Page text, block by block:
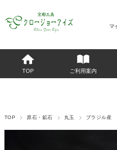
マ
TOP ご利用案内
TOP 原石・鉱石 丸玉 ブラジル産